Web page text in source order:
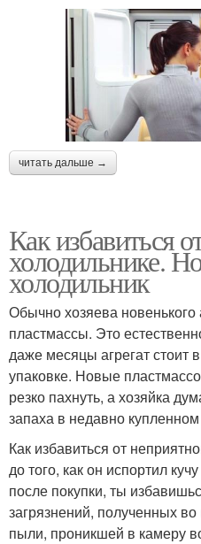
читать дальше →
Как избавиться
холодильнике.
холодильник
Обычно хозяева новенького
пластмассы. Это
даже месяцы агрегат стоит
упаковке. Новые
резко пахнуть, а хозяйка
запаха в недавно
Как избавиться от
до того, как он испортил
после покупки, ты
загрязнений, полученных
пыли, проникшей в камеру